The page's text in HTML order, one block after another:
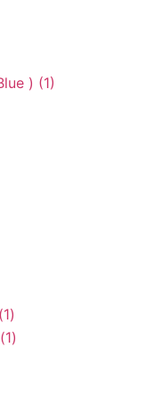
) (1)